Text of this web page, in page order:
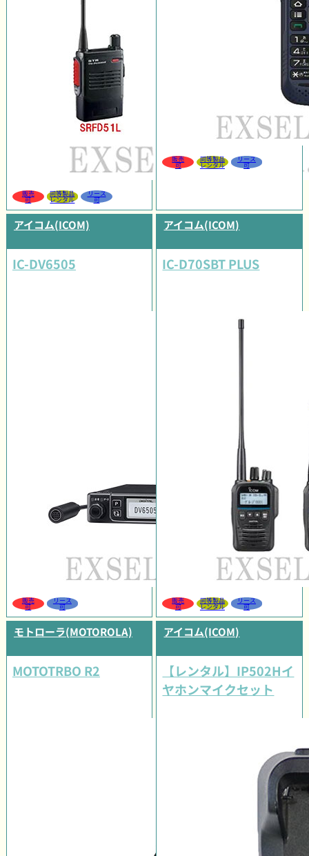
販売
可
同等製品
レンタル
リース
可
販売
可
同等製品
レンタル
リース
可
アイコム(ICOM)
IC-DV6505
販売
可
リース
可
アイコム(ICOM)
IC-D70SBT PLUS
販売
可
同等製品
レンタル
リース
可
モトローラ(MOTOROLA)
MOTOTRBO R2
アイコム(ICOM)
【レンタル】IP502Hイ
ヤホンマイクセット